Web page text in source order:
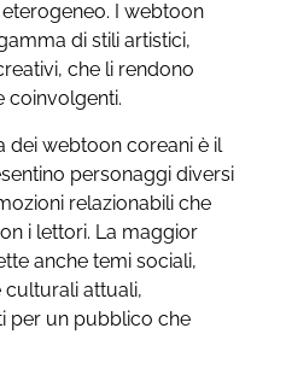
I webtoon
di stili artistici,
che li rendono
coinvolgenti.
dei webtoon coreani è il
personaggi diversi
relazionabili che
i lettori. La maggior
anche temi sociali,
attuali,
per un pubblico che